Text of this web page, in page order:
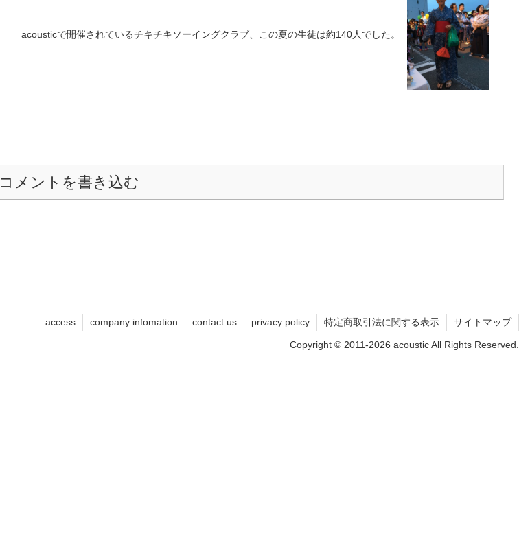
acousticで開催されているチキチキソーイングクラブ、この夏の生徒は約140人でした。
コメントを書き込む
access company infomation contact us privacy policy 特定商取引法に関する表示 サイトマップ
Copyright © 2011-2026 acoustic All Rights Reserved.